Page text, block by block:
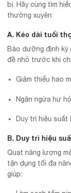
bị. Hãy cùng tìm
thường xuyên:
A. Kéo dài tuổi
Bảo dưỡng định kỳ
đề nhỏ trước khi
Giảm thiểu hao
Ngăn ngừa hư
Duy trì hiệu
B. Duy trì hiệu
Quạt năng lượng
tận dụng tối đa
giúp: